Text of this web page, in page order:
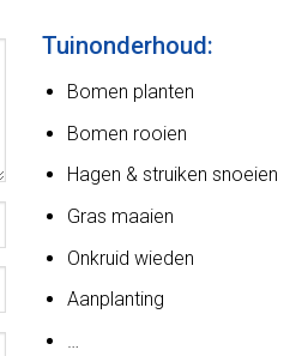
Tuinonderhoud:
Bomen planten
Bomen rooien
Hagen & struiken snoeien
Gras maaien
Onkruid wieden
Aanplanting
…